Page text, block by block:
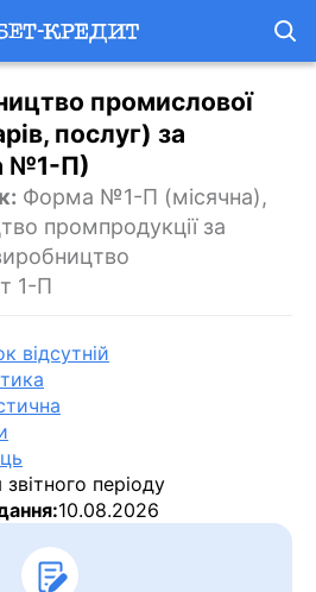
промислової
послуг) за
№1-П)
Форма №1-П (місячна),
промпродукції за
1-П
відсутній
звітного періоду
10.08.2026